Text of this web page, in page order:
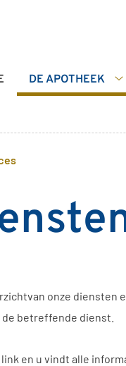
DE APOTHEEK
onze
betreffende dienst.
en u vindt alle